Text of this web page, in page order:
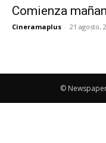
Comienza
Cineramaplus - 21 agosto,
©